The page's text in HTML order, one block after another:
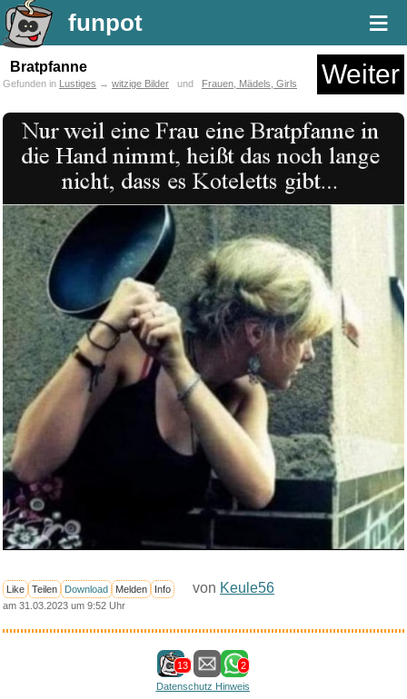
funpot ≡
Bratpfanne Weiter
Gefunden in Lustiges → witzige Bilder und Frauen, Mädels, Girls
Like Teilen Download Melden Info von Keule56
am 31.03.2023 um 9:52 Uhr
13
2
Datenschutz Hinweis